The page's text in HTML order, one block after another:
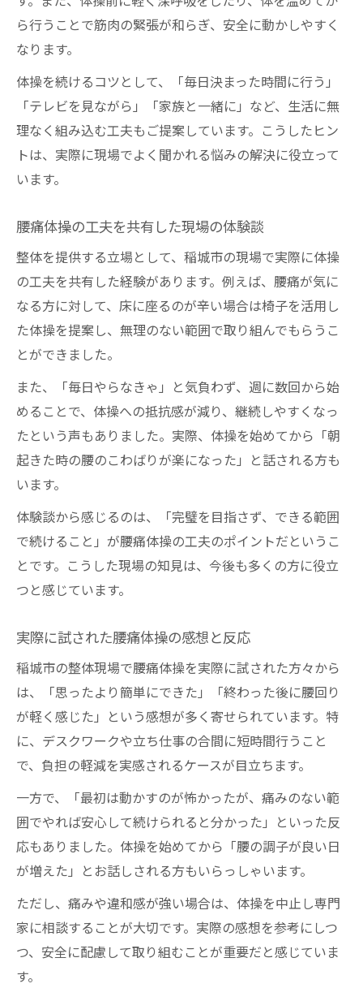
ら行うことで筋肉の緊張が和らぎ、安全に動かしやすく
なります。
体操を続けるコツとして、「毎日決まった時間に行う」
「テレビを見ながら」「家族と一緒に」など、生活に無
理なく組み込む工夫もご提案しています。こうしたヒン
トは、実際に現場でよく聞かれる悩みの解決に役立って
います。
腰痛体操の工夫を共有した現場の体験談
整体を提供する立場として、稲城市の現場で実際に体操
の工夫を共有した経験があります。例えば、腰痛が気に
なる方に対して、床に座るのが辛い場合は椅子を活用し
た体操を提案し、無理のない範囲で取り組んでもらうこ
とができました。
また、「毎日やらなきゃ」と気負わず、週に数回から始
めることで、体操への抵抗感が減り、継続しやすくなっ
たという声もありました。実際、体操を始めてから「朝
起きた時の腰のこわばりが楽になった」と話される方も
います。
体験談から感じるのは、「完璧を目指さず、できる範囲
で続けること」が腰痛体操の工夫のポイントだというこ
とです。こうした現場の知見は、今後も多くの方に役立
つと感じています。
実際に試された腰痛体操の感想と反応
稲城市の整体現場で腰痛体操を実際に試された方々から
は、「思ったより簡単にできた」「終わった後に腰回り
が軽く感じた」という感想が多く寄せられています。特
に、デスクワークや立ち仕事の合間に短時間行うこと
で、負担の軽減を実感されるケースが目立ちます。
一方で、「最初は動かすのが怖かったが、痛みのない範
囲でやれば安心して続けられると分かった」といった反
応もありました。体操を始めてから「腰の調子が良い日
が増えた」とお話しされる方もいらっしゃいます。
ただし、痛みや違和感が強い場合は、体操を中止し専門
家に相談することが大切です。実際の感想を参考にしつ
つ、安全に配慮して取り組むことが重要だと感じていま
す。